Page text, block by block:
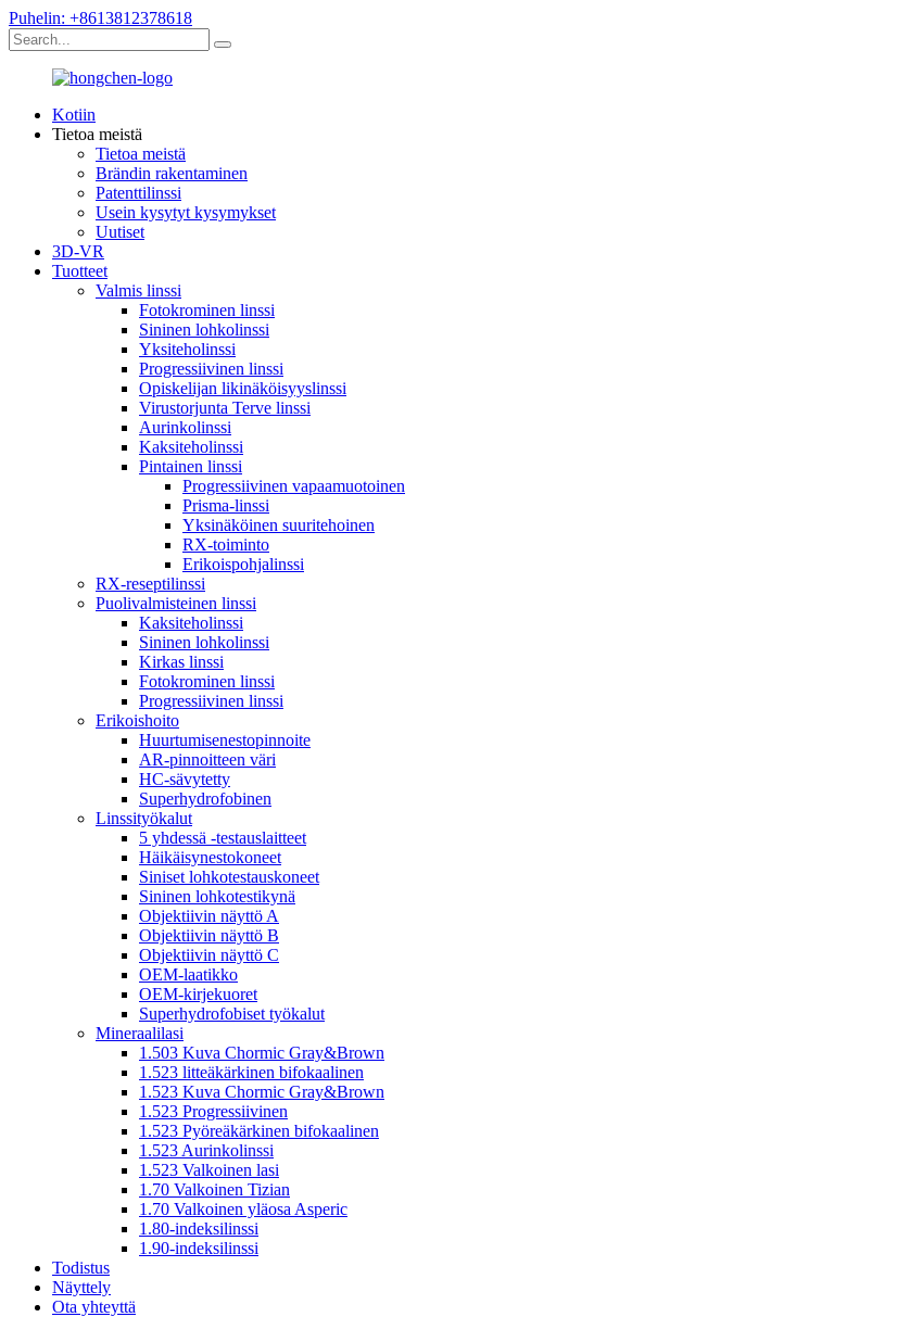
Puhelin: +8613812378618
Kotiin
Tietoa meistä
Tietoa meistä
Brändin rakentaminen
Patenttilinssi
Usein kysytyt kysymykset
Uutiset
3D-VR
Tuotteet
Valmis linssi
Fotokrominen linssi
Sininen lohkolinssi
Yksiteholinssi
Progressiivinen linssi
Opiskelijan likinäköisyyslinssi
Virustorjunta Terve linssi
Aurinkolinssi
Kaksiteholinssi
Pintainen linssi
Progressiivinen vapaamuotoinen
Prisma-linssi
Yksinäköinen suuritehoinen
RX-toiminto
Erikoispohjalinssi
RX-reseptilinssi
Puolivalmisteinen linssi
Kaksiteholinssi
Sininen lohkolinssi
Kirkas linssi
Fotokrominen linssi
Progressiivinen linssi
Erikoishoito
Huurtumisenestopinnoite
AR-pinnoitteen väri
HC-sävytetty
Superhydrofobinen
Linssityökalut
5 yhdessä -testauslaitteet
Häikäisynestokoneet
Siniset lohkotestauskoneet
Sininen lohkotestikynä
Objektiivin näyttö A
Objektiivin näyttö B
Objektiivin näyttö C
OEM-laatikko
OEM-kirjekuoret
Superhydrofobiset työkalut
Mineraalilasi
1.503 Kuva Chormic Gray&Brown
1.523 litteäkärkinen bifokaalinen
1.523 Kuva Chormic Gray&Brown
1.523 Progressiivinen
1.523 Pyöreäkärkinen bifokaalinen
1.523 Aurinkolinssi
1.523 Valkoinen lasi
1.70 Valkoinen Tizian
1.70 Valkoinen yläosa Asperic
1.80-indeksilinssi
1.90-indeksilinssi
Todistus
Näyttely
Ota yhteyttä